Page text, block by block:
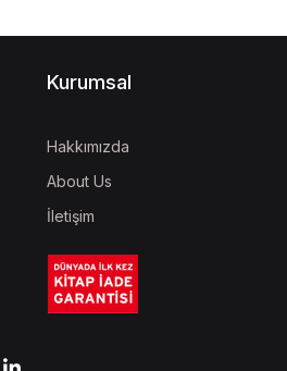
Kurumsal
Hakkımızda
About Us
İletişim